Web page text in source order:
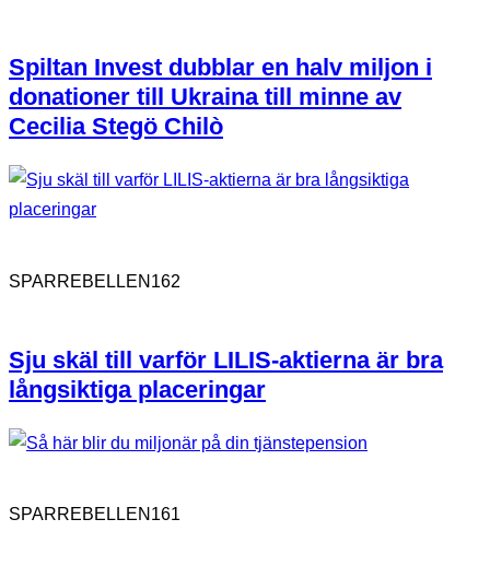
Spiltan Invest dubblar en halv miljon i
donationer till Ukraina till minne av
Cecilia Stegö Chilò
SPARREBELLEN 162
Sju skäl till varför LILIS-aktierna är bra
långsiktiga placeringar
SPARREBELLEN 161